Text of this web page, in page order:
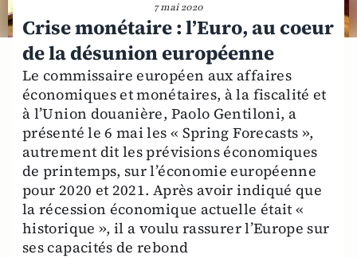
7 mai 2020
Crise monétaire : l’Euro, au coeur
de la désunion européenne
Le commissaire européen aux affaires
économiques et monétaires, à la fiscalité et
à l’Union douanière, Paolo Gentiloni, a
présenté le 6 mai les « Spring Forecasts »,
autrement dit les prévisions économiques
de printemps, sur l’économie européenne
pour 2020 et 2021. Après avoir indiqué que
la récession économique actuelle était «
historique », il a voulu rassurer l’Europe sur
ses capacités de rebond